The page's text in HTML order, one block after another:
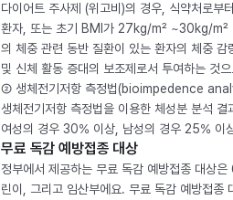
다이어트 주사제 (위고비)의 경우, 식약처로
환자, 또는 초기 BMI가 27kg/m² ~30kg/m²
의 체중 관련 동반 질환이 있는 환자의 체중
및 신체 활동 증대의 보조제로서 투여하는 것
② 생체전기저항 측정법(bioimpedence
생체전기저항 측정법을 이용한 체성분 분석
여성의 경우 30% 이상, 남성의 경우 25% 이
무료 독감 예방접종 대상
정부에서 제공하는 무료 독감 예방접종 대상
린이, 그리고 임산부에요. 무료 독감 예방접종